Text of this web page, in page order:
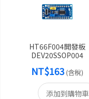
HT66F004開發板
DEV20SSOP004
NT$163(含稅)
添加到購物車